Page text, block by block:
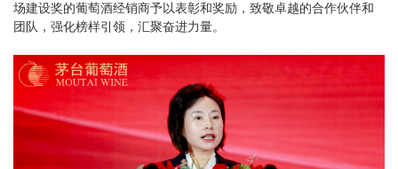
场建设奖的葡萄酒经销商予以表彰和奖励，致敬卓越的合作伙伴和
团队，强化榜样引领，汇聚奋进力量。